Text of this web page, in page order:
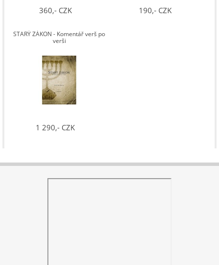
360,- CZK 190,- CZK
STARÝ ZÁKON - Komentář verš po
verši
1 290,- CZK